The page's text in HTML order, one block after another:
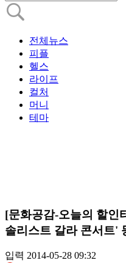
전체뉴스
피플
헬스
라이프
컬처
머니
테마
[문화공감-오늘의 할인
솔리스트 갈라 콘서트'
입력 2014-05-28 09:32